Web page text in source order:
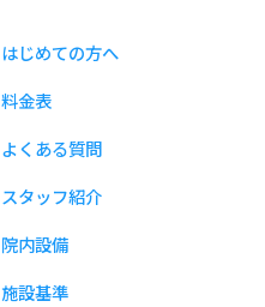
はじめての方へ
料金表
よくある質問
スタッフ紹介
院内設備
施設基準